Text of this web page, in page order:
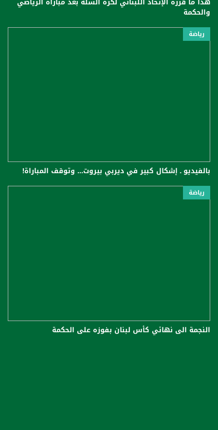
والحكمة
رياضة
بالفيديو ـ إشكال كبير في ديربي بيروت… وتوقف المباراة!
رياضة
النجمة الى نهائي كأس لبنان بفوزه على الحكمة